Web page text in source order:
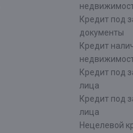
Кредит под
документы
Кредит
Кредит под
лица
Кредит под
лица
Нецелевой